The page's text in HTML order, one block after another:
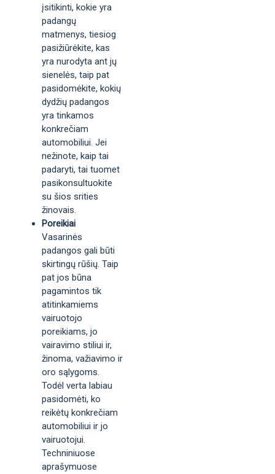
įsitikinti, kokie yra
padangų
matmenys, tiesiog
pasižiūrėkite, kas
yra nurodyta ant jų
sienelės, taip pat
pasidomėkite, kokių
dydžių padangos
yra tinkamos
konkrečiam
automobiliui. Jei
nežinote, kaip tai
padaryti, tai tuomet
pasikonsultuokite
su šios srities
žinovais.
Poreikiai
Vasarinės
padangos gali būti
skirtingų rūšių. Taip
pat jos būna
pagamintos tik
atitinkamiems
vairuotojo
poreikiams, jo
vairavimo stiliui ir,
žinoma, važiavimo ir
oro sąlygoms.
Todėl verta labiau
pasidomėti, ko
reikėtų konkrečiam
automobiliui ir jo
vairuotojui.
Techniniuose
aprašymuose